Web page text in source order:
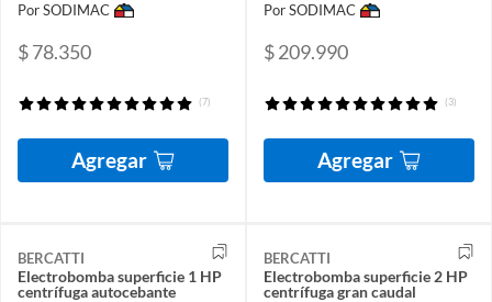
Por SODIMAC
$ 78.350
(7)
Agregar
Por SODIMAC
$ 209.990
(3)
Agregar
BERCATTI
Electrobomba superficie 1 HP
centrífuga autocebante
BERCATTI
Electrobomba superficie 2 HP
centrífuga gran caudal